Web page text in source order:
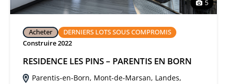
5
Acheter
DERNIERS LOTS SOUS COMPROMIS
Construire 2022
RESIDENCE LES PINS – PARENTIS EN BORN
Parentis-en-Born, Mont-de-Marsan, Landes,